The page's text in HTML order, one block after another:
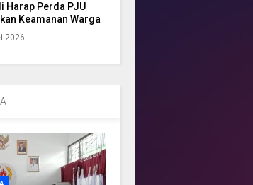
Harap Perda PJU
Keamanan Warga
2026